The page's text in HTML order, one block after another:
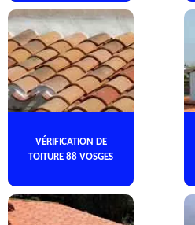
VÉRIFICATION DE
TOITURE 88 VOSGES